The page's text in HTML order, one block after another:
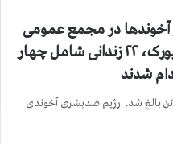
در مجمع عمومی
و نمایشهای مسخره اش در نیویورک، ۲۲ زندانی شامل چهار
شدند
شمار اعدامها بعد از نمایش انتخابات به ۲۰۱تن بالغ شد. رژیم ضدبشری آخوندی